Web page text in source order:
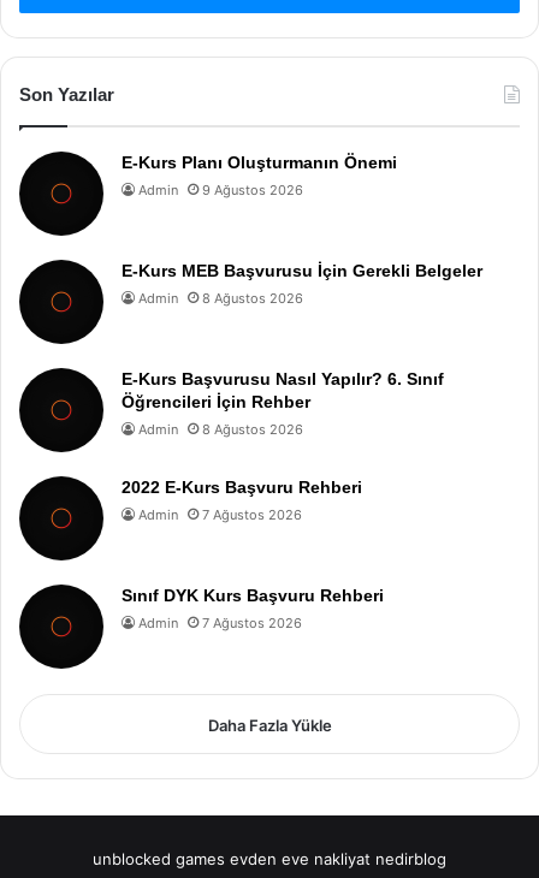
Son Yazılar
E-Kurs Planı Oluşturmanın Önemi
Admin 9 Ağustos 2026
E-Kurs MEB Başvurusu İçin Gerekli Belgeler
Admin 8 Ağustos 2026
E-Kurs Başvurusu Nasıl Yapılır? 6. Sınıf
Öğrencileri İçin Rehber
Admin 8 Ağustos 2026
2022 E-Kurs Başvuru Rehberi
Admin 7 Ağustos 2026
Sınıf DYK Kurs Başvuru Rehberi
Admin 7 Ağustos 2026
Daha Fazla Yükle
unblocked games evden eve nakliyat nedirblog